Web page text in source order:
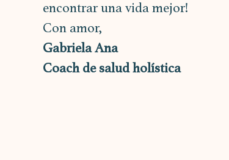
encontrar una vida mejor!
Con amor,
Gabriela Ana
Coach de salud holística